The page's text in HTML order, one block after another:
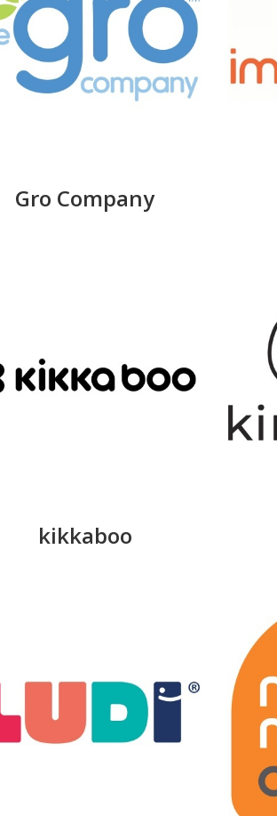
Gro Company
kikkaboo